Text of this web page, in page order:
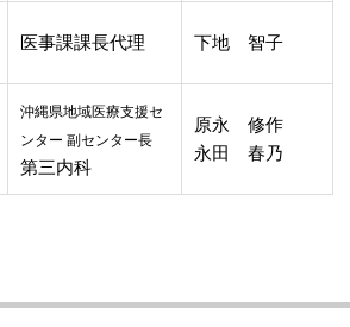
医事課課長代理 下地 智子
沖縄県地域医療支援セ
ンター 副センター長
第三内科
原永 修作
永田 春乃